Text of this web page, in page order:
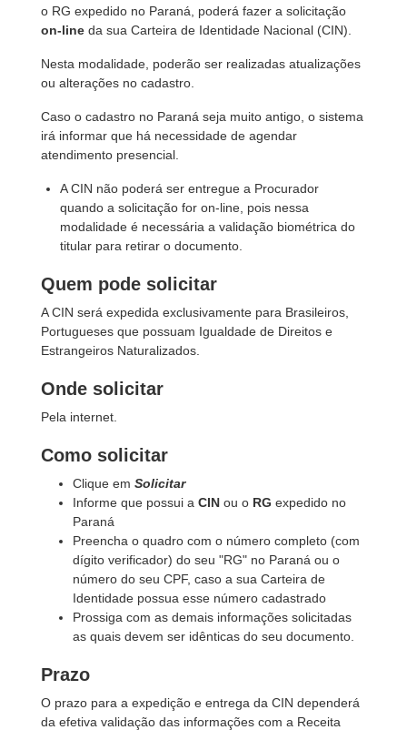
o RG expedido no Paraná, poderá fazer a solicitação
on-line da sua Carteira de Identidade Nacional (CIN).
Nesta modalidade, poderão ser realizadas atualizações
ou alterações no cadastro.
Caso o cadastro no Paraná seja muito antigo, o sistema
irá informar que há necessidade de agendar
atendimento presencial.
A CIN não poderá ser entregue a Procurador
quando a solicitação for on-line, pois nessa
modalidade é necessária a validação biométrica do
titular para retirar o documento.
Quem pode solicitar
A CIN será expedida exclusivamente para Brasileiros,
Portugueses que possuam Igualdade de Direitos e
Estrangeiros Naturalizados.
Onde solicitar
Pela internet.
Como solicitar
Clique em Solicitar
Informe que possui a CIN ou o RG expedido no
Paraná
Preencha o quadro com o número completo (com
dígito verificador) do seu "RG" no Paraná ou o
número do seu CPF, caso a sua Carteira de
Identidade possua esse número cadastrado
Prossiga com as demais informações solicitadas
as quais devem ser idênticas do seu documento.
Prazo
O prazo para a expedição e entrega da CIN dependerá
da efetiva validação das informações com a Receita